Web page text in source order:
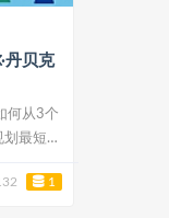
丹贝克
何从3个
最短的
1